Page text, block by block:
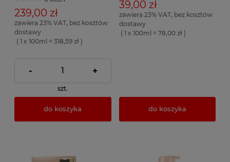
239,00 zł
zawiera 23% VAT, bez kosztów
dostawy
( 1 x 100ml = 318,59 zł )
- +
szt.
do koszyka
39,00 zł
zawiera 23% VAT, bez kosztów
dostawy
( 1 x 100ml = 78,00 zł )
do koszyka